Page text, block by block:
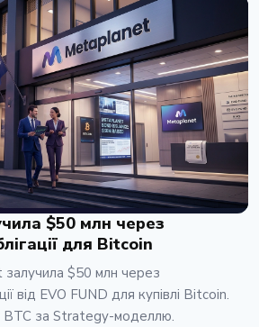
$50 млн через
для Bitcoin
$50 млн через
від EVO FUND для купівлі Bitcoin.
за Strategy-моделлю.